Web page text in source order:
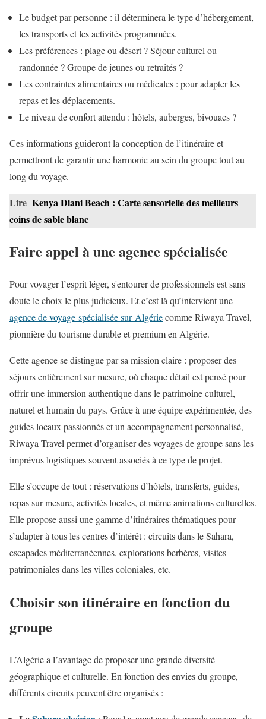
Le budget par personne : il déterminera le type d’hébergement,
les transports et les activités programmées.
Les préférences : plage ou désert ? Séjour culturel ou
randonnée ? Groupe de jeunes ou retraités ?
Les contraintes alimentaires ou médicales : pour adapter les
repas et les déplacements.
Le niveau de confort attendu : hôtels, auberges, bivouacs ?
Ces informations guideront la conception de l’itinéraire et
permettront de garantir une harmonie au sein du groupe tout au
long du voyage.
Lire Kenya Diani Beach : Carte sensorielle des meilleurs
coins de sable blanc
Faire appel à une agence spécialisée
Pour voyager l’esprit léger, s'entourer de professionnels est sans
doute le choix le plus judicieux. Et c’est là qu’intervient une
agence de voyage spécialisée sur Algériecomme Riwaya Travel,
pionnière du tourisme durable et premium en Algérie.
Cette agence se distingue par sa mission claire : proposer des
séjours entièrement sur mesure, où chaque détail est pensé pour
offrir une immersion authentique dans le patrimoine culturel,
naturel et humain du pays. Grâce à une équipe expérimentée, des
guides locaux passionnés et un accompagnement personnalisé,
Riwaya Travel permet d’organiser des voyages de groupe sans les
imprévus logistiques souvent associés à ce type de projet.
Elle s’occupe de tout : réservations d’hôtels, transferts, guides,
repas sur mesure, activités locales, et même animations culturelles.
Elle propose aussi une gamme d’itinéraires thématiques pour
s’adapter à tous les centres d’intérêt : circuits dans le Sahara,
escapades méditerranéennes, explorations berbères, visites
patrimoniales dans les villes coloniales, etc.
Choisir son itinéraire en fonction du
groupe
L’Algérie a l’avantage de proposer une grande diversité
géographique et culturelle. En fonction des envies du groupe,
différents circuits peuvent être organisés :